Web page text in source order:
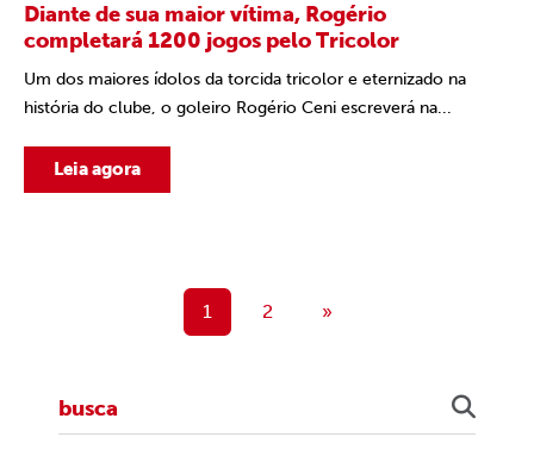
Diante de sua maior vítima, Rogério
completará 1200 jogos pelo Tricolor
Um dos maiores ídolos da torcida tricolor e eternizado na
história do clube, o goleiro Rogério Ceni escreverá na...
Leia agora
1 2 »